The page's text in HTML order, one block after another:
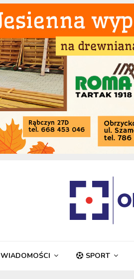
WIADOMOŚCI SPORT